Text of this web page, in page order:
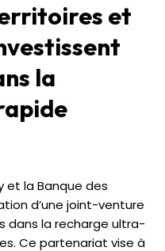
et
la
et la Banque des
d’une joint-venture
dans la recharge ultra-
Ce partenariat vise à